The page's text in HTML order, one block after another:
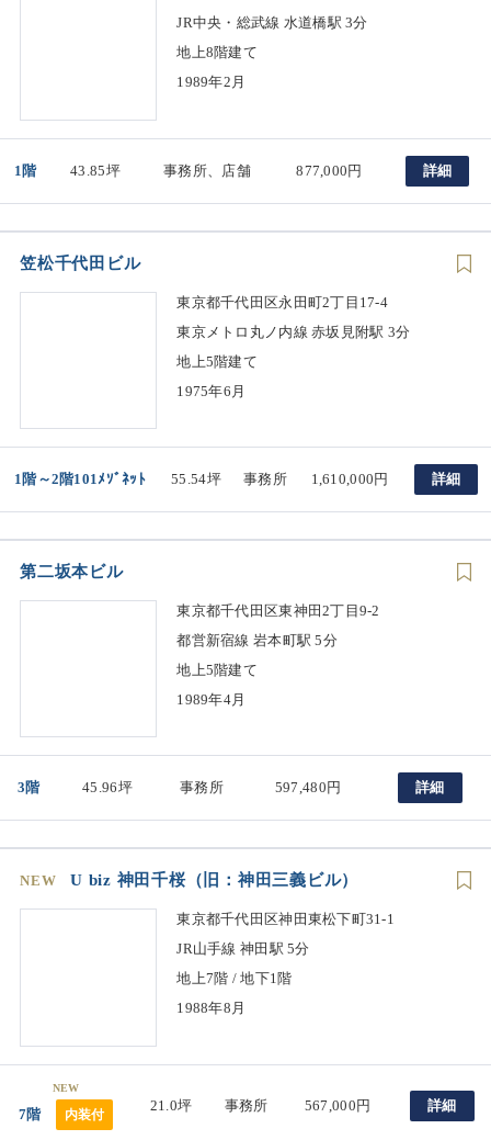
JR中央・総武線 水道橋駅 3分
地上8階建て
1989年2月
1階 43.85坪 事務所、店舗 877,000円 詳細
笠松千代田ビル
東京都千代田区永田町2丁目17-4
東京メトロ丸ノ内線 赤坂見附駅 3分
地上5階建て
1975年6月
1階～2階101ﾒｿﾞﾈｯﾄ 55.54坪 事務所 1,610,000円 詳細
第二坂本ビル
東京都千代田区東神田2丁目9-2
都営新宿線 岩本町駅 5分
地上5階建て
1989年4月
3階 45.96坪 事務所 597,480円 詳細
NEW U biz 神田千桜（旧：神田三義ビル）
東京都千代田区神田東松下町31-1
JR山手線 神田駅 5分
地上7階 / 地下1階
1988年8月
NEW
7階 内装付
21.0坪 事務所 567,000円 詳細